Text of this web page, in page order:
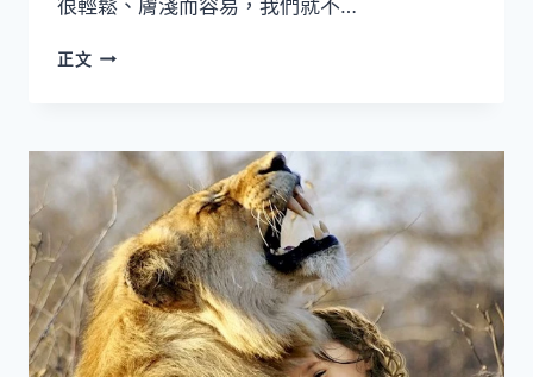
很輕鬆、膚淺而容易，我們就不…
正文只
才
隨
波
逐
流